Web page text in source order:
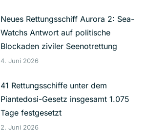
Neues Rettungsschiff Aurora 2: Sea-
Watchs Antwort auf politische
Blockaden ziviler Seenotrettung
4. Juni 2026
41 Rettungsschiffe unter dem
Piantedosi-Gesetz insgesamt 1.075
Tage festgesetzt
2. Juni 2026